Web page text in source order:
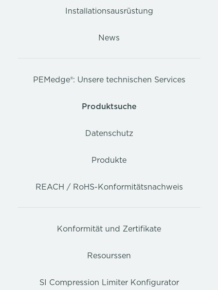
Installationsausrüstung
News
PEMedge®: Unsere technischen Services
Produktsuche
Datenschutz
Produkte
REACH / RoHS-Konformitätsnachweis
Konformität und Zertifikate
Resourssen
SI Compression Limiter Konfigurator